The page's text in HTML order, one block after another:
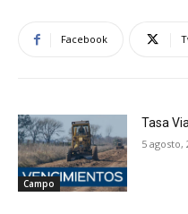
Facebook
Campo
Tasa
5 agosto,